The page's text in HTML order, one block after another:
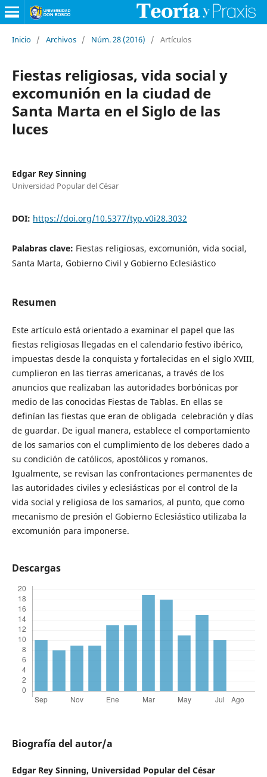
Inicio / Archivos / Núm. 28 (2016) / Artículos
Fiestas religiosas, vida social y
excomunión en la ciudad de
Santa Marta en el Siglo de las
luces
Edgar Rey Sinning
Universidad Popular del César
DOI: https://doi.org/10.5377/typ.v0i28.3032
Palabras clave: Fiestas religiosas, excomunión, vida social,
Santa Marta, Gobierno Civil y Gobierno Eclesiástico
Resumen
Este artículo está orientado a examinar el papel que las
fiestas religiosas llegadas en el calendario festivo ibérico,
impuestas desde la conquista y fortalecidas en el siglo XVIII,
cumplieron en las tierras americanas, a través de los
anuncios que realizaban las autoridades borbónicas por
medio de las conocidas Fiestas de Tablas. En ellas se
definían las fiestas que eran de obligada celebración y días
de guardar. De igual manera, establece el comportamiento
de los samarios con el cumplimiento de los deberes dado a
su condición de católicos, apostólicos y romanos.
Igualmente, se revisan las confrontaciones permanentes de
las autoridades civiles y eclesiásticas por el control de la
vida social y religiosa de los samarios, al punto, que como
mecanismo de presión el Gobierno Eclesiástico utilizaba la
excomunión para imponerse.
Descargas
Biografía del autor/a
Edgar Rey Sinning, Universidad Popular del César